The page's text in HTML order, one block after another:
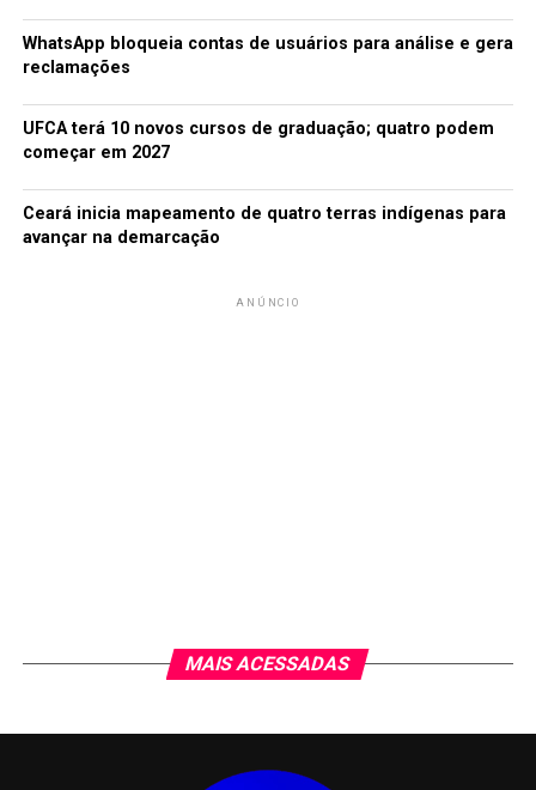
WhatsApp bloqueia contas de usuários para análise e gera
reclamações
UFCA terá 10 novos cursos de graduação; quatro podem
começar em 2027
Ceará inicia mapeamento de quatro terras indígenas para
avançar na demarcação
ANÚNCIO
MAIS ACESSADAS